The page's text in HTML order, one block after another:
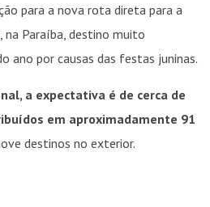
para a nova rota direta para a
na Paraíba, destino muito
ano por causas das festas juninas.
a expectativa é de cerca de
em aproximadamente 91
destinos no exterior.